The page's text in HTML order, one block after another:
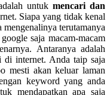
untukmencari dan
Siapa yang tidak kenal
mengenalinya terutamanya
saja macam-macam
Antaranya adalah
di internet. Anda taip saja
mesti akan keluar laman
keyword yang anda
mendapatkan apa saja